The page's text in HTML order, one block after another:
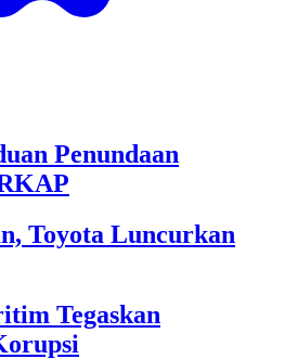
Penundaan
Toyota Luncurkan
Tegaskan